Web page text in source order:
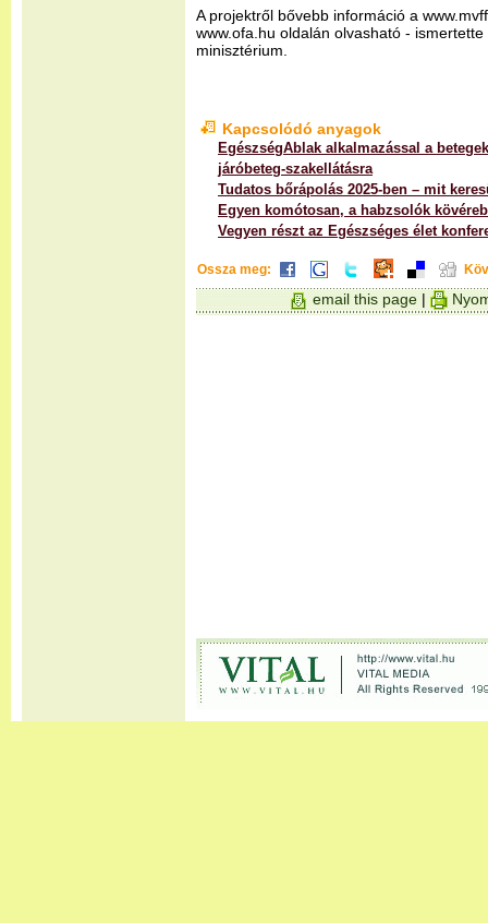
A projektről bővebb információ a
www.ofa.hu oldalán olvasható -
minisztérium.
Kapcsolódó anyagok
EgészségAblak alkalmazással a
járóbeteg-szakellátásra
Tudatos bőrápolás 2025-ben – mit
Egyen komótosan, a habzsolók
Vegyen részt az Egészséges élet
Ossza meg:
email this page |